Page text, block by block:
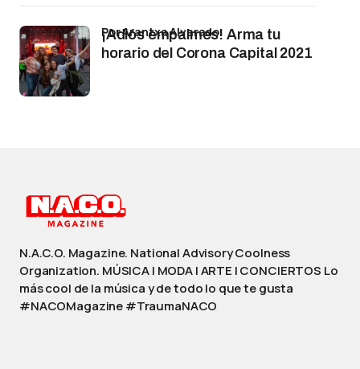
¡Adiós empalmes! Arma tu
horario del Corona Capital 2021
por Arantxa Alvarado
N.A.C.O. Magazine. National Advisory Coolness
Organization. MÚSICA | MODA | ARTE | CONCIERTOS Lo
más cool de la música y de todo lo que te gusta
#NACOMagazine #TraumaNACO